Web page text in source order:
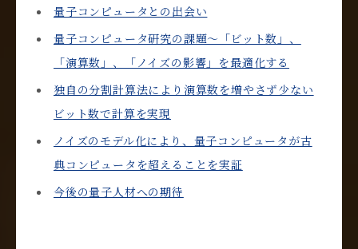
量子コンピュータとの出会い
量子コンピュータ研究の課題～「ビット数」、
「演算数」、「ノイズの影響」を最適化する
独自の分割計算法により演算数を増やさず少ない
ビット数で計算を実現
ノイズのモデル化により、量子コンピュータが古
典コンピュータを超えることを実証
今後の量子人材への期待